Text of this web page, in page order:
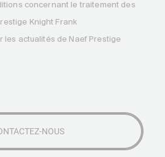
concernant le traitement des
Knight Frank
les actualités de Naef Prestige